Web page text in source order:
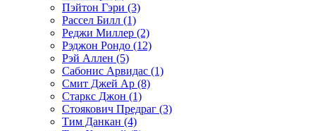
Пэйтон Гэри (3)
Рассел Билл (1)
Реджи Миллер (2)
Рэджон Рондо (12)
Рэй Аллен (5)
Сабонис Арвидас (1)
Смит Джей Ар (8)
Старкс Джон (1)
Стоякович Предраг (3)
Тим Данкан (4)